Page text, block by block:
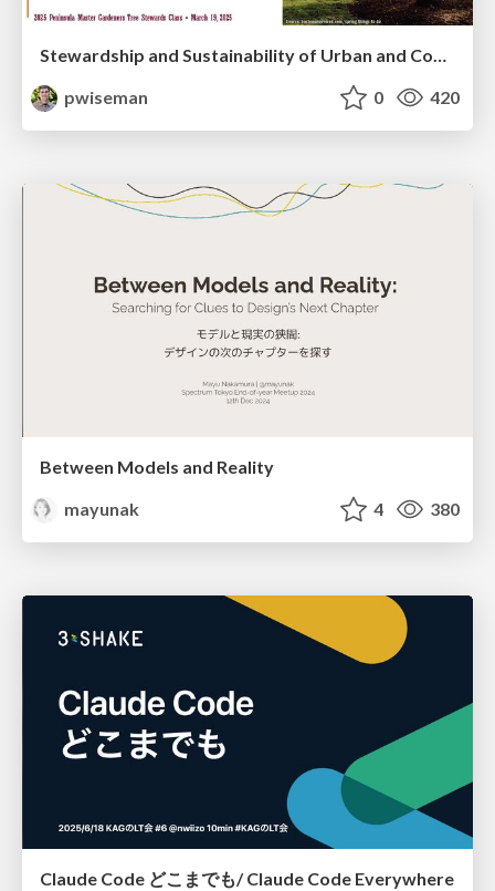
pwiseman
0 420
Between Models and Reality
mayunak
4 380
Claude Code どこまでも/ Claude Code Everywhere